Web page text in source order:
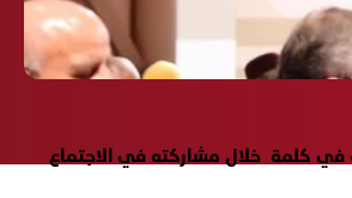
مع روسيا، وذلك في كلمة خلال مشاركته في الاجتماع